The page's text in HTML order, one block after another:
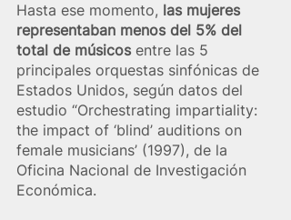
Hasta ese momento, las mujeres
representaban menos del 5% del
total de músicos entre las 5
principales orquestas sinfónicas de
Estados Unidos, según datos del
estudio “Orchestrating impartiality:
the impact of ‘blind’ auditions on
female musicians’ (1997), de la
Oficina Nacional de Investigación
Económica.